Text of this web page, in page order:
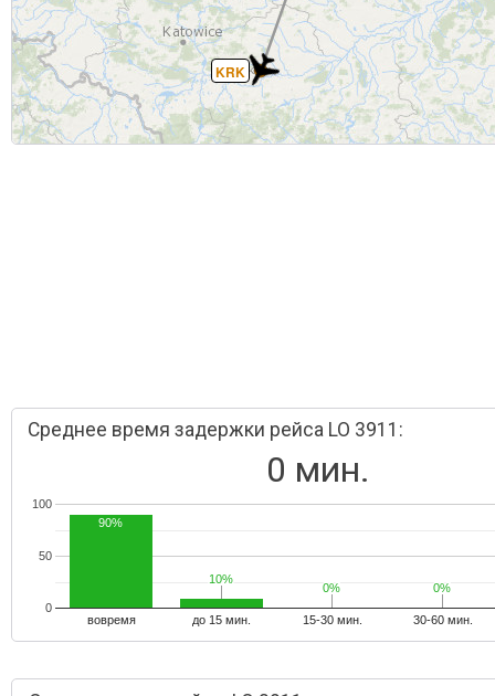
KRK
Среднее время задержки рейса LO 3911:
0 мин.
вовремя до 15 мин. 15-30 мин. 30-60 мин.
0
50
100
90%
10%
10%
0%
0% 0%
0%